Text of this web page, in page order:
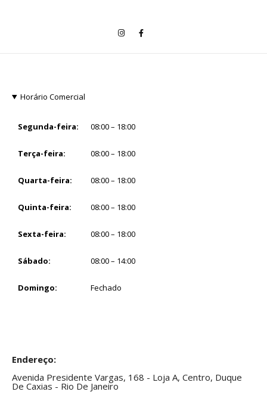
Horário Comercial
Segunda-feira: 08:00 – 18:00
Terça-feira: 08:00 – 18:00
Quarta-feira: 08:00 – 18:00
Quinta-feira: 08:00 – 18:00
Sexta-feira: 08:00 – 18:00
Sábado: 08:00 – 14:00
Domingo: Fechado
Endereço:
Avenida Presidente Vargas, 168 - Loja A, Centro, Duque
De Caxias - Rio De Janeiro